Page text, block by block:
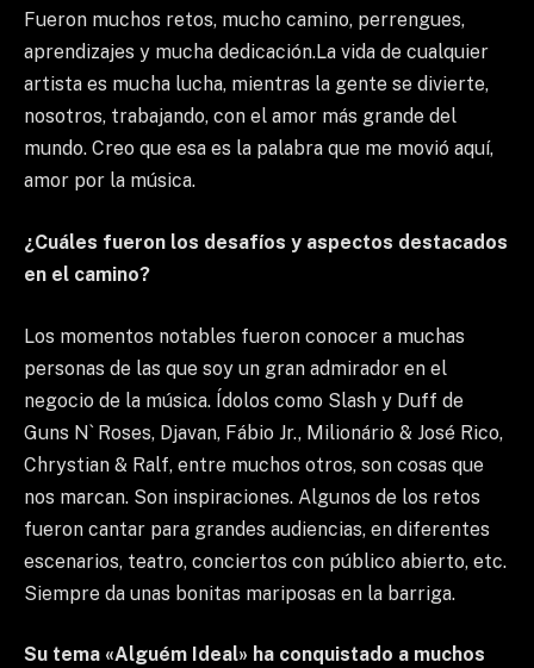
Fueron muchos retos, mucho camino, perrengues,
aprendizajes y mucha dedicación.La vida de cualquier
artista es mucha lucha, mientras la gente se divierte,
nosotros, trabajando, con el amor más grande del
mundo. Creo que esa es la palabra que me movió aquí,
amor por la música.
¿Cuáles fueron los desafíos y aspectos destacados
en el camino?
Los momentos notables fueron conocer a muchas
personas de las que soy un gran admirador en el
negocio de la música. Ídolos como Slash y Duff de
Guns N` Roses, Djavan, Fábio Jr., Milionário & José Rico,
Chrystian & Ralf, entre muchos otros, son cosas que
nos marcan. Son inspiraciones. Algunos de los retos
fueron cantar para grandes audiencias, en diferentes
escenarios, teatro, conciertos con público abierto, etc.
Siempre da unas bonitas mariposas en la barriga.
Su tema «Alguém Ideal» ha conquistado a muchos